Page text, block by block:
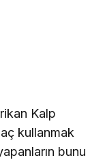
Kalp
kullanmak
bunu